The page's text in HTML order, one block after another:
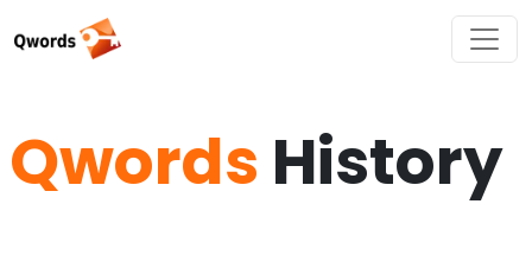
Qwords History